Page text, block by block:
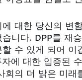
대한 당신의 변
니다. DPP를 재
수 있게 되어
에 대한 입증된
회의 더 밝은 미